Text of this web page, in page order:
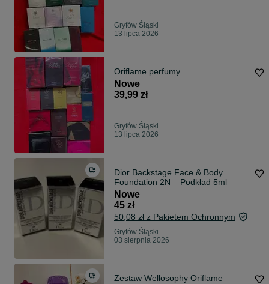
Gryfów Śląski
13 lipca 2026
Oriflame perfumy
Nowe
39,99 zł
Gryfów Śląski
13 lipca 2026
Dior Backstage Face & Body
Foundation 2N – Podkład 5ml
Nowe
45 zł
50,08 zł z Pakietem Ochronnym
Gryfów Śląski
03 sierpnia 2026
Zestaw Wellosophy Oriflame